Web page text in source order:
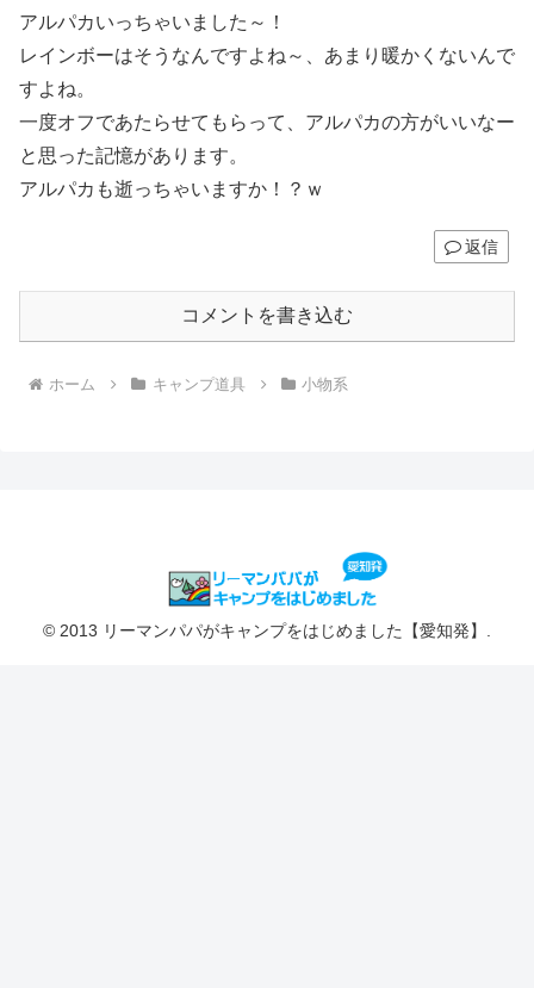
アルパカいっちゃいました～！
レインボーはそうなんですよね～、あまり暖かくないんで
すよね。
一度オフであたらせてもらって、アルパカの方がいいなー
と思った記憶があります。
アルパカも逝っちゃいますか！？ｗ
返信
コメントを書き込む
ホーム キャンプ道具 小物系
© 2013 リーマンパパがキャンプをはじめました【愛知発】.